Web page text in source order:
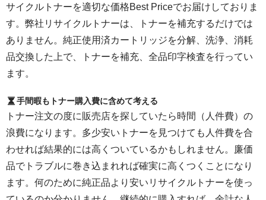
サイクルトナーを適切な価格Best Priceでお届けしておりま
す。弊社リサイクルトナーは、トナーを補充するだけでは
ありません。純正使用済カートリッジを分解、洗浄、消耗
品交換した上で、トナーを補充、全品印字検査を行ってい
ます。
手間暇もトナー購入費に含めて考える
トナー注文の度に販売店を探していたら時間（人件費）の
浪費になります。多少安いトナーを見つけても人件費を合
わせれば結果的には高くついているかもしれません。廉価
品でトラブルに巻き込まれれば確実に高くつくことになり
ます。何のために純正品より安いリサイクルトナーを使っ